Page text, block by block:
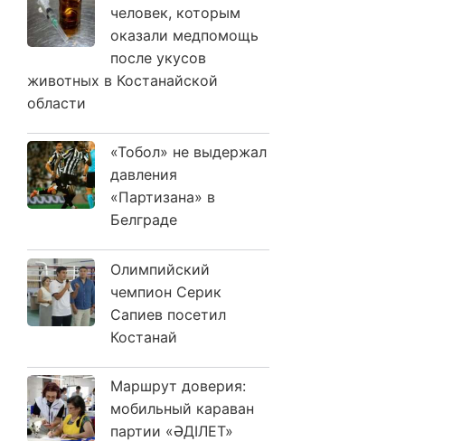
человек, которым
оказали медпомощь
после укусов
животных в Костанайской
области
«Тобол» не выдержал
давления
«Партизана» в
Белграде
Олимпийский
чемпион Серик
Сапиев посетил
Костанай
Маршрут доверия:
мобильный караван
партии «ӘДІЛЕТ»